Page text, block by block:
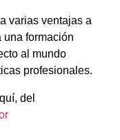
varias ventajas a
una formación
al mundo
profesionales.
del